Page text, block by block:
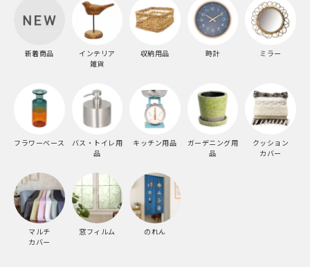
新着商品
インテリア
雑貨
収納用品 時計 ミラー
フラワーベース
バス・トイレ用
品
キッチン用品
ガーデニング用
品
クッション
カバー
マルチ
カバー
窓フィルム のれん